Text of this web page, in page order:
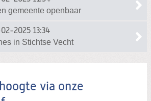
gemeente openbaar
2025 13:34
in Stichtse Vecht
via onze